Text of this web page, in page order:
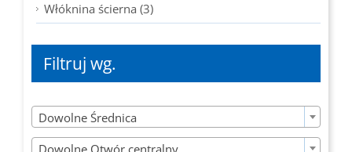
Włóknina ścierna (3)
Filtruj wg.
Dowolne Średnica